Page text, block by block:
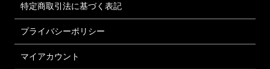
特定商取引法に基づく表記
プライバシーポリシー
マイアカウント